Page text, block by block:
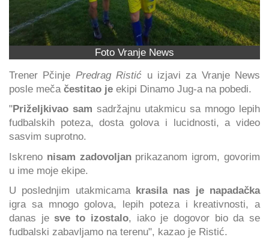
Foto Vranje News
Trener Pčinje Predrag Ristić u izjavi za Vranje News
posle meča čestitao je ekipi Dinamo Jug-a na pobedi.
"Priželjkivao sam sadržajnu utakmicu sa mnogo lepih
fudbalskih poteza, dosta golova i lucidnosti, a video
sasvim suprotno.
Iskreno nisam zadovoljanprikazanom igrom, govorim
u ime moje ekipe.
U poslednjim utakmicama
krasila nas je napadačka
igra sa mnogo golova, lepih poteza i kreativnosti, a
danas jesve to izostalo, iako je dogovor bio da se
fudbalski zabavljamo na terenu", kazao je Ristić.